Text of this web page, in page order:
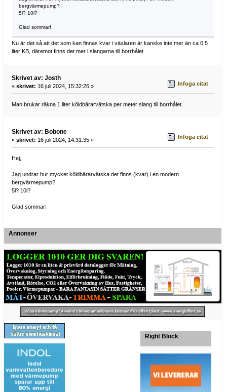
bergvärmepump?
5l? 10l?
Glad sommar!
Nu är det så att det som kan finnas kvar i växlaren är kanske inte mer än ca 0,5
liter KB, däremot finns det mer i slangarna till borrhålet.
Skrivet av: Josth
« skrivet: 16 juli 2024, 15:32:26 » Infoga citat
Man brukar räkna 1 liter köldbärarvätska per meter slang till borrhålet.
Skrivet av: Bobone
« skrivet: 16 juli 2024, 14:31:35 » Infoga citat
Hej,
Jag undrar hur mycket köldbärarvätska det finns (kvar) i en modern
bergvärmepump?
5l? 10l?
Glad sommar!
Annonser
Right Block